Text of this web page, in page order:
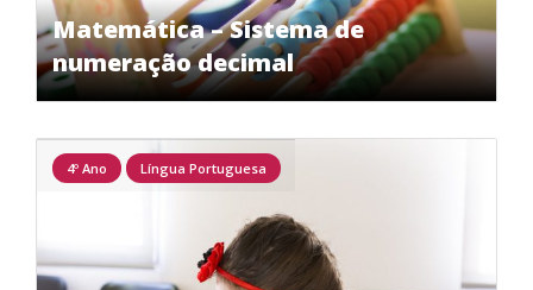
Matemática – Sistema de
numeração decimal
4º Ano Língua Portuguesa